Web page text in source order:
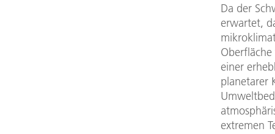
Da der
erwartet,
einer
planetarer
extremen